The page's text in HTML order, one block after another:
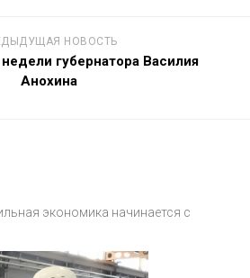
НОВОСТЬ
губернатора Василия
Анохина
экономика начинается с